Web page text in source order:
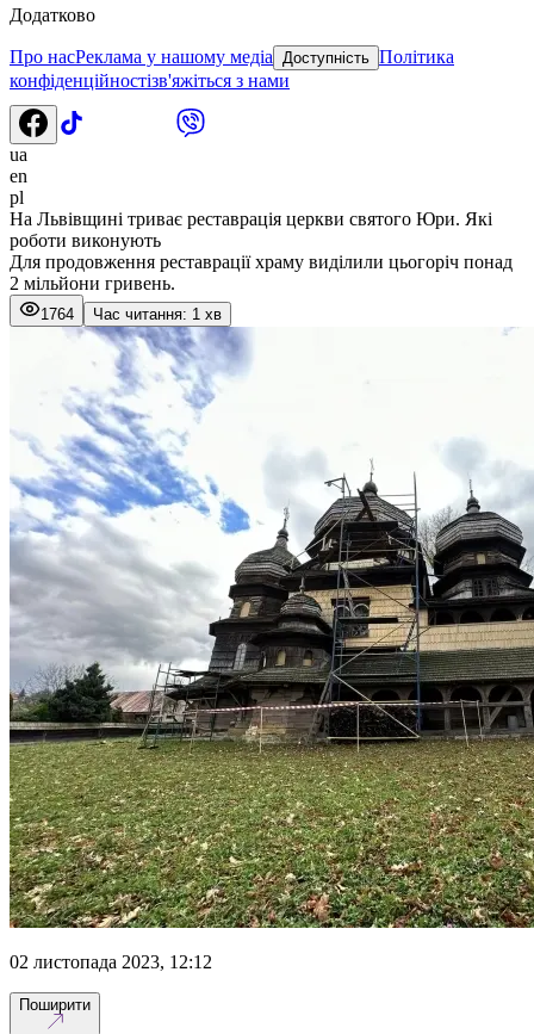
Додатково
Про насРеклама у нашому медіа Доступність Політика
конфіденційностізв'яжіться з нами
ua
en
pl
На Львівщині триває реставрація церкви святого Юри. Які
роботи виконують
Для продовження реставрації храму виділили цьогоріч понад
2 мільйони гривень.
1764 Час читання: 1 хв
02 листопада 2023, 12:12
Поширити